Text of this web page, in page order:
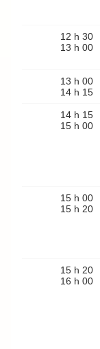
12 h 30
13 h 00
13 h 00
14 h 15
14 h 15
15 h 00
15 h 00
15 h 20
15 h 20
16 h 00